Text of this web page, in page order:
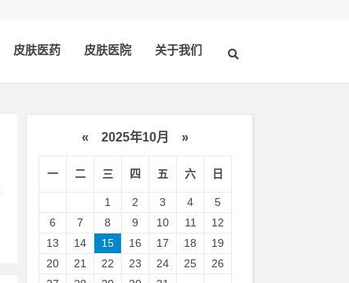
皮肤医药 皮肤医院 关于我们
« 2025年10月 »
一 二 三 四 五 六 日
1 2 3 4
5
6
7 8 9 10 11
12
13
14 15 16 17 18
19
20
21 22 23 24 25
26